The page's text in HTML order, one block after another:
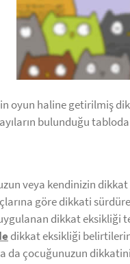
oyun haline getirilmiş
bulunduğu
veya kendinizin
göre dikkati
dikkat eksikliği
dikkat eksikliği
da çocuğunuzun